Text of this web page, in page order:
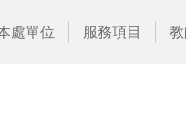
處單位 服務項目